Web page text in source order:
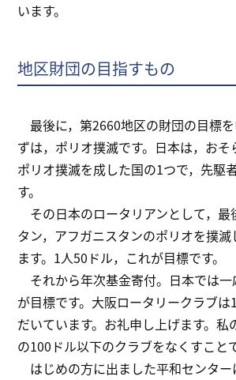
います。
地区財団の目指すもの
最後に，第2660地区の財団の目標
ずは，ポリオ撲滅です。日本は，お
ポリオ撲滅を成した国の1つで，先駆
す。
その日本のロータリアンとして，最
タン，アフガニスタンのポリオを撲
ます。1人50ドル，これが目標です。
それから年次基金寄付。日本では
が目標です。大阪ロータリークラブ
だいています。お礼申し上げます。私
の100ドル以下のクラブをなくすことで
はじめの方に出ました平和センタ